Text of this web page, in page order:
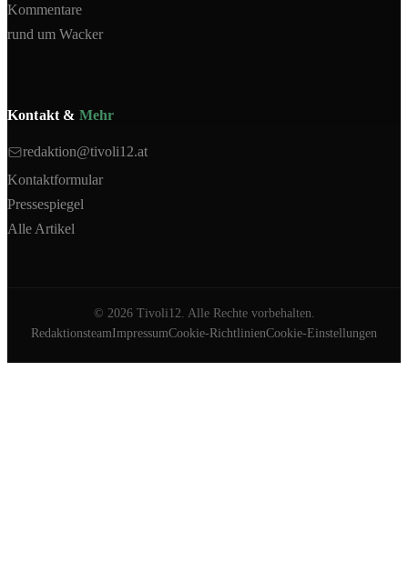
Kommentare
rund um Wacker
Kontakt & Mehr
redaktion@tivoli12.at
Kontaktformular
Pressespiegel
Alle Artikel
© 2026Tivoli12. Alle Rechte vorbehalten.
RedaktionsteamImpressumCookie-RichtlinienCookie-Einstellungen